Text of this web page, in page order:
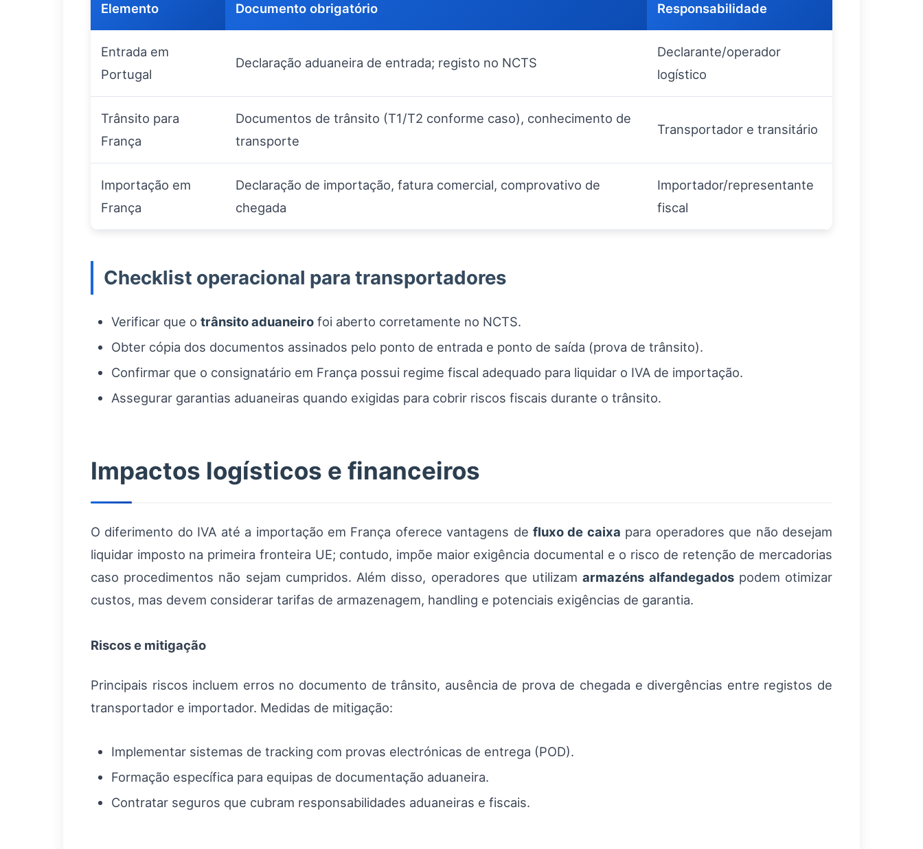
Elemento Documento obrigatório Responsabilidade
Entrada em
Portugal
Declaração aduaneira de entrada; registo no NCTS
Declarante/operador
logístico
Trânsito para
França
Documentos de trânsito (T1/T2 conforme caso), conhecimento de
transporte
Transportador e transitário
Importação em
França
Declaração de importação, fatura comercial, comprovativo de
chegada
Importador/representante
fiscal
Checklist operacional para transportadores
Verificar que o trânsito aduaneiro foi aberto corretamente no NCTS.
Obter cópia dos documentos assinados pelo ponto de entrada e ponto de saída (prova de trânsito).
Confirmar que o consignatário em França possui regime fiscal adequado para liquidar o IVA de importação.
Assegurar garantias aduaneiras quando exigidas para cobrir riscos fiscais durante o trânsito.
Impactos logísticos e financeiros
O diferimento do IVA até a importação em França oferece vantagens defluxo de caixa para operadores que não desejam
liquidar imposto na primeira fronteira UE; contudo, impõe maior exigência documental e o risco de retenção de mercadorias
caso procedimentos não sejam cumpridos. Além disso, operadores que utilizamarmazéns alfandegadospodem otimizar
custos, mas devem considerar tarifas de armazenagem, handling e potenciais exigências de garantia.
Riscos e mitigação
Principais riscos incluem erros no documento de trânsito, ausência de prova de chegada e divergências entre registos de
transportador e importador. Medidas de mitigação:
Implementar sistemas de tracking com provas electrónicas de entrega (POD).
Formação específica para equipas de documentação aduaneira.
Contratar seguros que cubram responsabilidades aduaneiras e fiscais.